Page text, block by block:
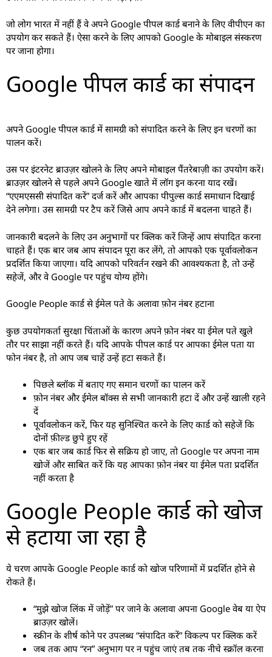
जो लोग भारत में नहीं हैं वे अपने Google पीपल कार्ड बनाने के लिए वीपीएन का
उपयोग कर सकते हैं। ऐसा करने के लिए आपको Google के मोबाइल संस्करण
पर जाना होगा।
Google पीपल कार्ड का संपादन
अपने Google पीपल कार्ड में सामग्री को संपादित करने के लिए इन चरणों का
पालन करें।
उस पर इंटरनेट ब्राउज़र खोलने के लिए अपने मोबाइल पैंतरेबाज़ी का उपयोग करें।
ब्राउज़र खोलने से पहले अपने Google खाते में लॉग इन करना याद रखें।
“एएमएससी संपादित करें” दर्ज करें और आपका पीपुल्स कार्ड समाधान दिखाई
देने लगेगा। उस सामग्री पर टैप करें जिसे आप अपने कार्ड में बदलना चाहते हैं।
जानकारी बदलने के लिए उन अनुभागों पर क्लिक करें जिन्हें आप संपादित करना
चाहते हैं। एक बार जब आप संपादन पूरा कर लेंगे, तो आपको एक पूर्वावलोकन
प्रदर्शित किया जाएगा। यदि आपको परिवर्तन रखने की आवश्यकता है, तो उन्हें
सहेजें, और वे Google पर पहुंच योग्य होंगे।
Google People कार्ड से ईमेल पते के अलावा फ़ोन नंबर हटाना
कुछ उपयोगकर्ता सुरक्षा चिंताओं के कारण अपने फ़ोन नंबर या ईमेल पते खुले
तौर पर साझा नहीं करते हैं। यदि आपके पीपल कार्ड पर आपका ईमेल पता या
फोन नंबर है, तो आप जब चाहें उन्हें हटा सकते हैं।
पिछले ब्लॉक में बताए गए समान चरणों का पालन करें
फ़ोन नंबर और ईमेल बॉक्स से सभी जानकारी हटा दें और उन्हें खाली रहने
दें
पूर्वावलोकन करें, फिर यह सुनिश्चित करने के लिए कार्ड को सहेजें कि
दोनों फ़ील्ड छुपे हुए रहें
एक बार जब कार्ड फिर से सक्रिय हो जाए, तो Google पर अपना नाम
खोजें और साबित करें कि यह आपका फ़ोन नंबर या ईमेल पता प्रदर्शित
नहीं करता है
Google People कार्ड को खोज
से हटाया जा रहा है
ये चरण आपके Google People कार्ड को खोज परिणामों में प्रदर्शित होने से
रोकते हैं।
“मुझे खोज लिंक में जोड़ें” पर जाने के अलावा अपना Google वेब या ऐप
ब्राउज़र खोलें।
स्क्रीन के शीर्ष कोने पर उपलब्ध “संपादित करें” विकल्प पर क्लिक करें
जब तक आप “रन” अनुभाग पर न पहुंच जाएं तब तक नीचे स्क्रॉल करना